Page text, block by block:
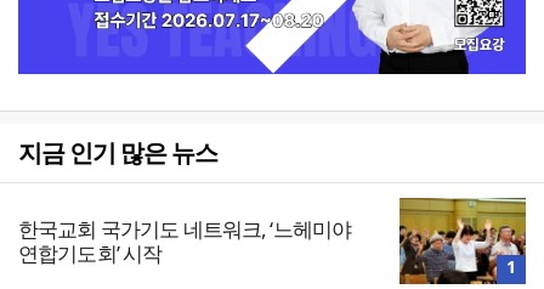
지금 인기 많은 뉴스
한국교회 국가기도 네트워크, ‘느헤미야
연합기도회’ 시작
1